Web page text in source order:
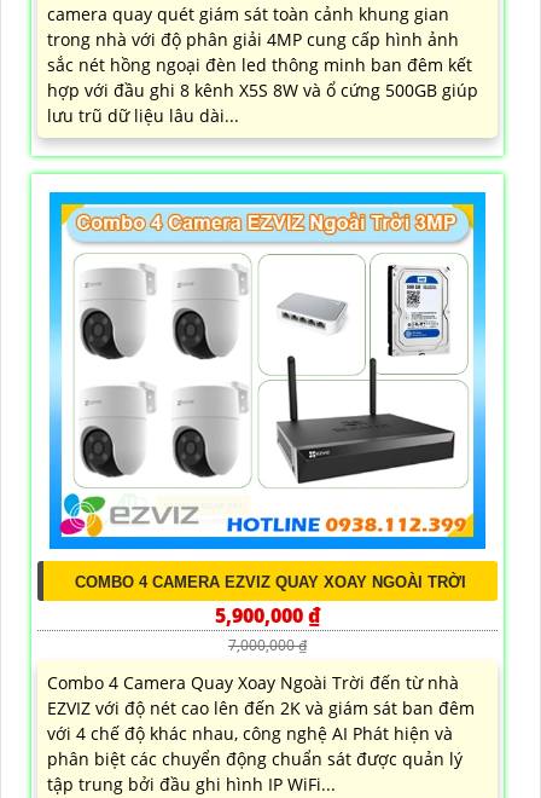
camera quay quét giám sát toàn cảnh khung gian
trong nhà với độ phân giải 4MP cung cấp hình ảnh
sắc nét hồng ngoại đèn led thông minh ban đêm kết
hợp với đầu ghi 8 kênh X5S 8W và ổ cứng 500GB giúp
lưu trũ dữ liệu lâu dài...
COMBO 4 CAMERA EZVIZ QUAY XOAY NGOÀI TRỜI
5,900,000 ₫
7,000,000 ₫
Combo 4 Camera Quay Xoay Ngoài Trời đến từ nhà
EZVIZ với độ nét cao lên đến 2K và giám sát ban đêm
với 4 chế độ khác nhau, công nghệ AI Phát hiện và
phân biệt các chuyển động chuẩn sát được quản lý
tập trung bởi đầu ghi hình IP WiFi...